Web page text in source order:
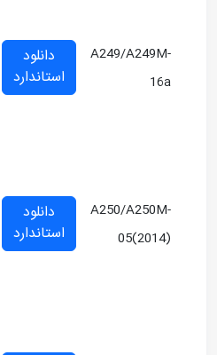
A249/A249M-
16a
دانلود
استاندارد
A250/A250M-
05(2014)
دانلود
استاندارد